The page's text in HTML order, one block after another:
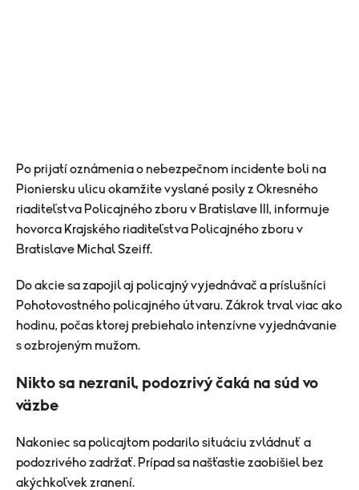
Po prijatí oznámenia o nebezpečnom incidente boli na
Pioniersku ulicu okamžite vyslané posily z Okresného
riaditeľstva Policajného zboru v Bratislave III, informuje
hovorca Krajského riaditeľstva Policajného zboru v
Bratislave Michal Szeiff.
Do akcie sa zapojil aj policajný vyjednávač a príslušníci
Pohotovostného policajného útvaru. Zákrok trval viac ako
hodinu, počas ktorej prebiehalo intenzívne vyjednávanie
s ozbrojeným mužom.
Nikto sa nezranil, podozrivý čaká na súd vo
väzbe
Nakoniec sa policajtom podarilo situáciu zvládnuť a
podozrivého zadržať. Prípad sa našťastie zaobišiel bez
akýchkoľvek zranení.